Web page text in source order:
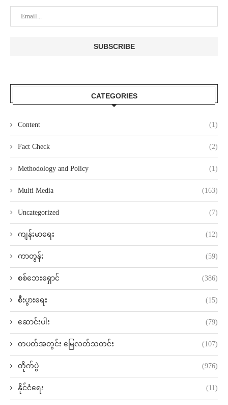
CATEGORIES
Content (1)
Fact Check (2)
Methodology and Policy (1)
Multi Media (163)
Uncategorized (7)
ကျန်းမာရေး (12)
ကာတွန်း (59)
စစ်ဘေးရှောင် (386)
စီးပွားရေး (15)
ဆောင်းပါး (79)
တပတ်အတွင်း မြေလတ်သတင်း (107)
တိုက်ပွဲ (976)
နိုင်ငံရေး (11)